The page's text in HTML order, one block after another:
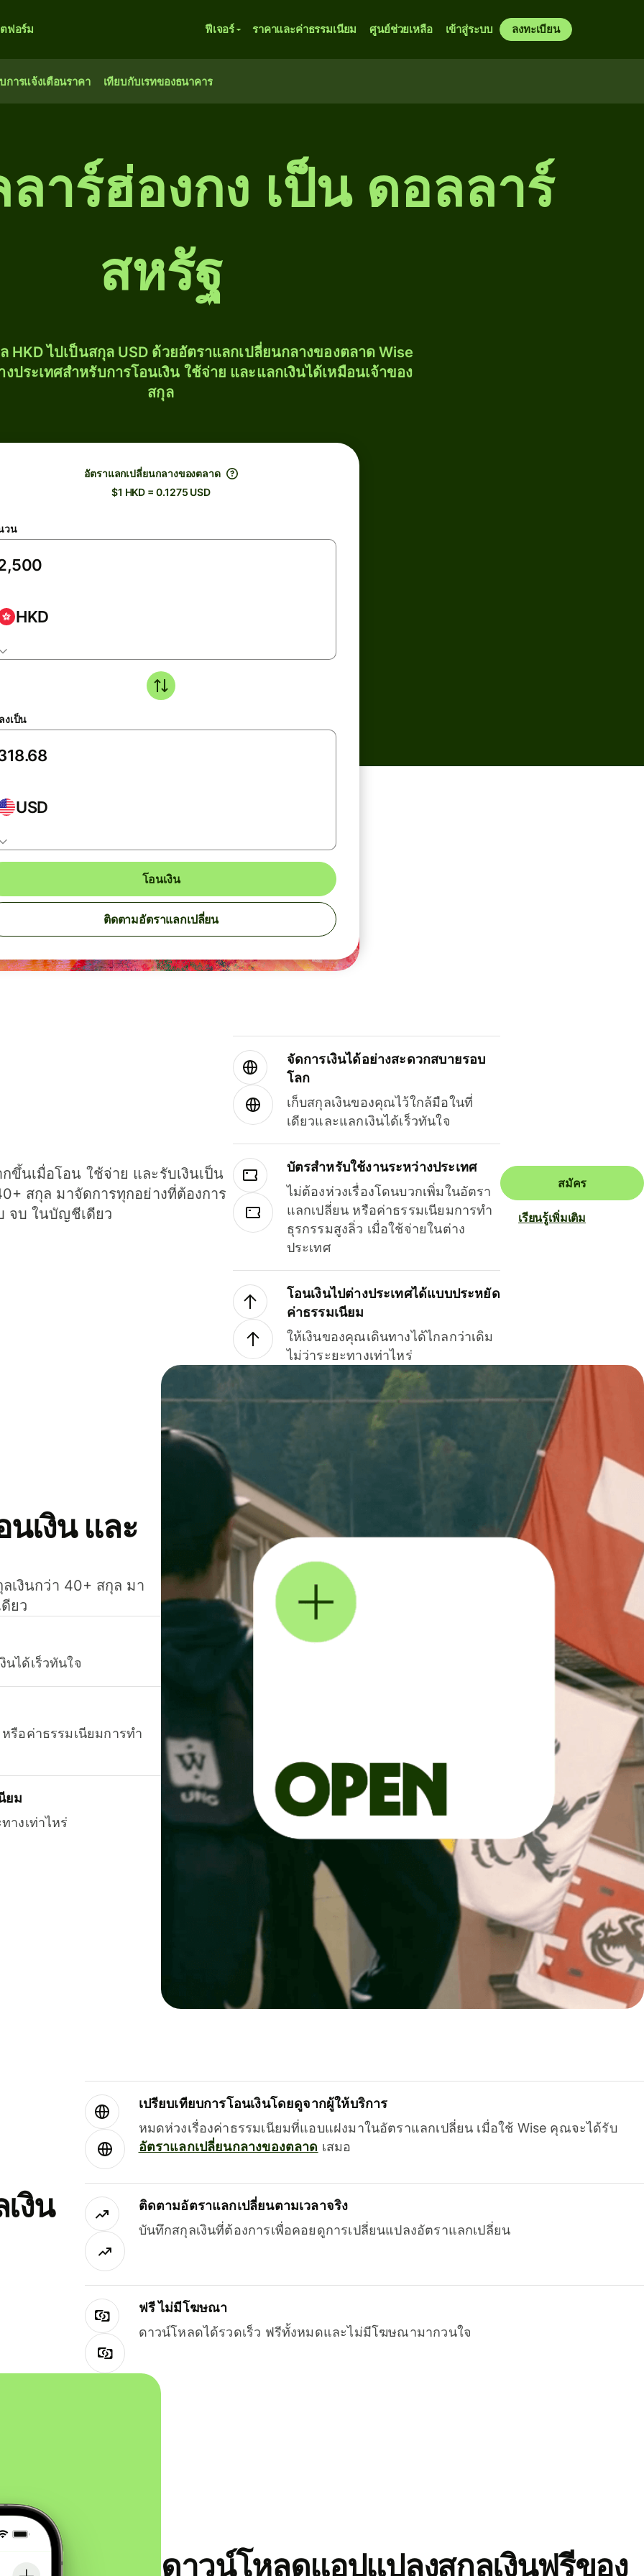
ฟอร์ม ฟีเจอร์ ราคาและค่าธรรมเนียม ศูนย์ช่วยเหลือ เข้าสู่ระบบ ลงทะเบียน
การแจ้งเตือนราคา เทียบกับเรทของธนาคาร
าร์ฮ่องกง เป็น ดอลลาร์
สหรัฐ
HKD ไปเป็นสกุล USD ด้วยอัตราแลกเปลี่ยนกลางของตลาด Wise
ประเทศสำหรับการโอนเงิน ใช้จ่าย และแลกเงินได้เหมือนเจ้าของ
สกุล
อัตราแลกเปลี่ยนกลางของตลาด
$1 HKD = 0.1275 USD
วน
HKD
งเป็น
USD
โอนเงิน
ติดตามอัตราแลกเปลี่ยน
ขึ้นเมื่อโอน ใช้จ่าย และรับเงินเป็น
สกุล มาจัดการทุกอย่างที่ต้องการ
จบ ในบัญชีเดียว
จัดการเงินได้อย่างสะดวกสบายรอบ
โลก
เก็บสกุลเงินของคุณไว้ใกล้มือในที่
เดียวและแลกเงินได้เร็วทันใจ
บัตรสำหรับใช้งานระหว่างประเทศ
ไม่ต้องห่วงเรื่องโดนบวกเพิ่มในอัตรา
แลกเปลี่ยน หรือค่าธรรมเนียมการทำ
ธุรกรรมสูงลิ่ว เมื่อใช้จ่ายในต่าง
ประเทศ
โอนเงินไปต่างประเทศได้แบบประหยัด
ค่าธรรมเนียม
ให้เงินของคุณเดินทางได้ไกลกว่าเดิม
ไม่ว่าระยะทางเท่าไหร่
สมัคร
เรียนรู้เพิ่มเติม
เงิน และ
เงินกว่า 40+ สกุล มา
ยว
นได้เร็วทันใจ
รือค่าธรรมเนียมการทำ
ยม
างเท่าไหร่
งิน
เปรียบเทียบการโอนเงินโดยดูจากผู้ให้บริการ
หมดห่วงเรื่องค่าธรรมเนียมที่แอบแฝงมาในอัตราแลกเปลี่ยน เมื่อใช้ Wise คุณจะได้รับ
อัตราแลกเปลี่ยนกลางของตลาด เสมอ
ติดตามอัตราแลกเปลี่ยนตามเวลาจริง
บันทึกสกุลเงินที่ต้องการเพื่อคอยดูการเปลี่ยนแปลงอัตราแลกเปลี่ยน
ฟรี ไม่มีโฆษณา
ดาวน์โหลดได้รวดเร็ว ฟรีทั้งหมดและไม่มีโฆษณามากวนใจ
ดาวน์โหลดแอปแปลงสกุลเงินฟรีของ